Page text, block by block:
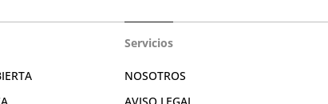
Servicios
NOSOTROS
AVISO LEGAL